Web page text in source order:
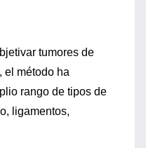
tumores de
el método ha
rango de tipos de
ligamentos,